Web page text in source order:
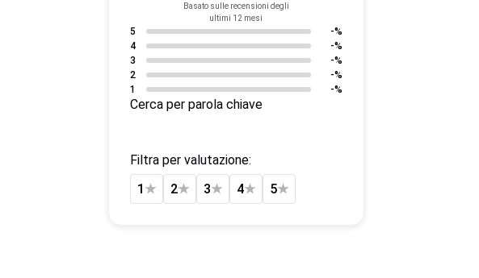
Basato sulle recensioni degli
ultimi 12 mesi
5
-%
4
-%
3
-%
2
-%
1
-%
Cerca per parola chiave
Filtra per valutazione:
1 ★ 2★ 3★ 4★ 5★